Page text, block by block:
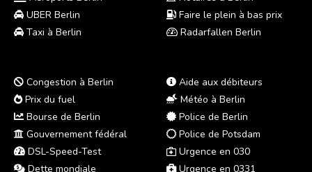
UBER Berlin
Taxi à Berlin
Faire le plein à bas prix
Radarfallen Berlin
Congestion à Berlin
Prix du fuel
Bourse de Berlin
Gouvernement fédéral
DSL-Speed-Test
Dette mondiale
Aide aux débiteurs
Météo à Berlin
Police de Berlin
Police de Potsdam
Urgence en 030
Urgence en 0331